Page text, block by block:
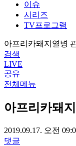
이슈
시리즈
TV프로그램
아프리카돼지열병
검색
LIVE
공유
전체메뉴
아프리카돼
2019.09.17. 오전
댓글